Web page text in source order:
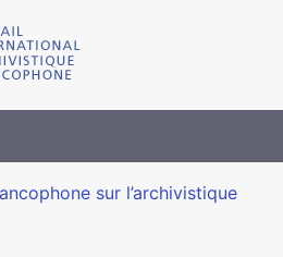
sur l’archivistique